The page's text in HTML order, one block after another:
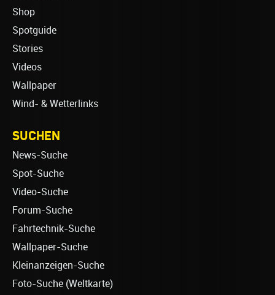
Shop
Spotguide
Stories
Videos
Wallpaper
Wind- & Wetterlinks
SUCHEN
News-Suche
Spot-Suche
Video-Suche
Forum-Suche
Fahrtechnik-Suche
Wallpaper-Suche
Kleinanzeigen-Suche
Foto-Suche (Weltkarte)